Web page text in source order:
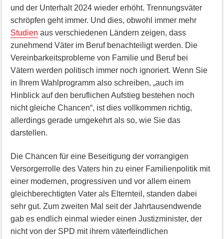
und der Unterhalt 2024 wieder erhöht. Trennungsväter
schröpfen geht immer. Und dies, obwohl immer mehr
Studien aus verschiedenen Ländern zeigen, dass
zunehmend Väter im Beruf benachteiligt werden. Die
Vereinbarkeitsprobleme von Familie und Beruf bei
Vätern werden politisch immer noch ignoriert. Wenn Sie
in Ihrem Wahlprogramm also schreiben, „auch im
Hinblick auf den beruflichen Aufstieg bestehen noch
nicht gleiche Chancen“, ist dies vollkommen richtig,
allerdings gerade umgekehrt als so, wie Sie das
darstellen.
Die Chancen für eine Beseitigung der vorrangigen
Versorgerrolle des Vaters hin zu einer Familienpolitik mit
einer modernen, progressiven und vor allem einem
gleichberechtigten Vater als Elternteil, standen dabei
sehr gut. Zum zweiten Mal seit der Jahrtausendwende
gab es endlich einmal wieder einen Justizminister, der
nicht von der SPD mit ihrem väterfeindlichen